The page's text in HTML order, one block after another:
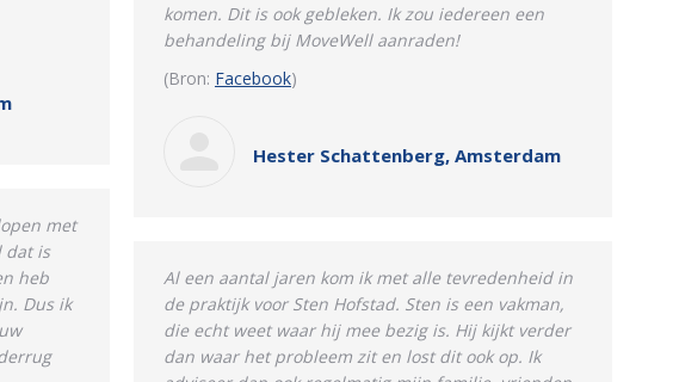
komen. Dit is ook gebleken. Ik zou iedereen een
behandeling bij MoveWell aanraden!
(Bron: Facebook)
Hester Schattenberg, Amsterdam
met
dat is
heb
Dus ik
Al een aantal jaren kom ik met alle tevredenheid in
de praktijk voor Sten Hofstad. Sten is een vakman,
die echt weet waar hij mee bezig is. Hij kijkt verder
dan waar het probleem zit en lost dit ook op. Ik